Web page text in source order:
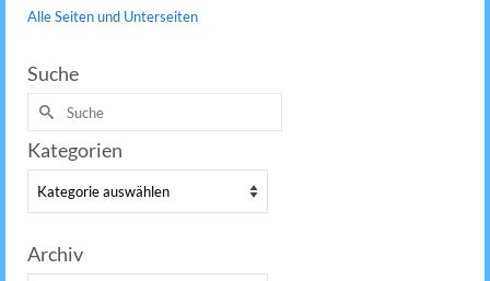
Alle Seiten und Unterseiten
Suche
Suche
nach:
Kategorien
Kategorien
Archiv